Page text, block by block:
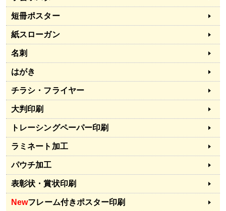
短冊ポスター
紙スローガン
名刺
はがき
チラシ・フライヤー
大判印刷
トレーシングペーパー印刷
ラミネート加工
パウチ加工
表彰状・賞状印刷
Newフレーム付きポスター印刷